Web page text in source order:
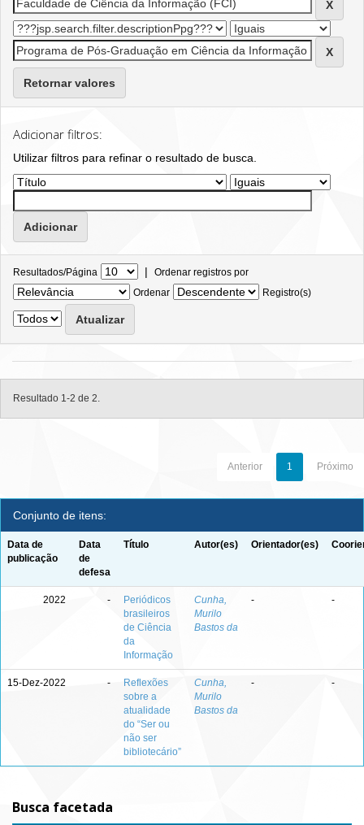
Retornar valores
Adicionar filtros:
Utilizar filtros para refinar o resultado de busca.
Resultados/Página | Ordenar registros por
Ordenar
Registro(s)
Resultado 1-2 de 2.
Anterior 1 Próximo
Conjunto de itens:
Data de
publicação
Data
de
defesa
Título Autor(es) Orientador(es)
2022 -
Periódicos
brasileiros
de Ciência
da
Informação
Cunha,
Murilo
Bastos da
- -
15-Dez-2022 -
Reflexões
sobre a
atualidade
do “Ser ou
não ser
bibliotecário”
Cunha,
Murilo
Bastos da
- -
Busca facetada